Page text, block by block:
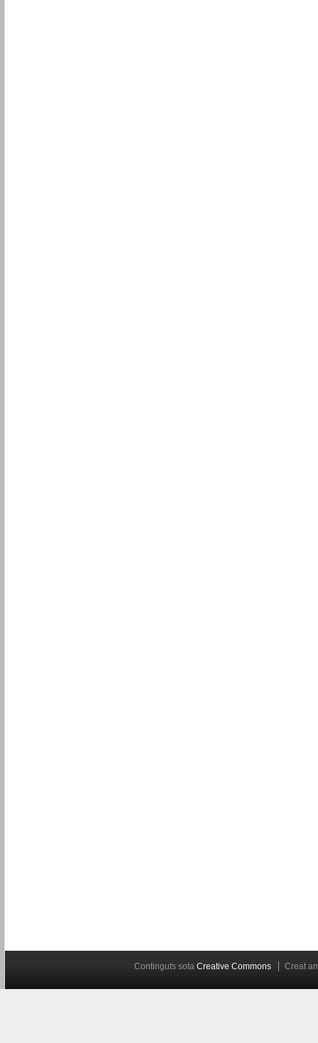
Continguts sotaCreative Commons Creat